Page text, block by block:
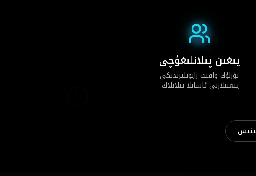
يىغىن پىلانلىغۇچى
تۈرلۈك ۋاقىت رايونلىرىدىكى
يىغىنلارنى ئاسانلا پىلانلاڭ.